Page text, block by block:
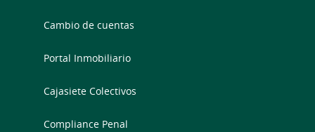
Cambio de cuentas
Portal Inmobiliario
Cajasiete Colectivos
Compliance Penal